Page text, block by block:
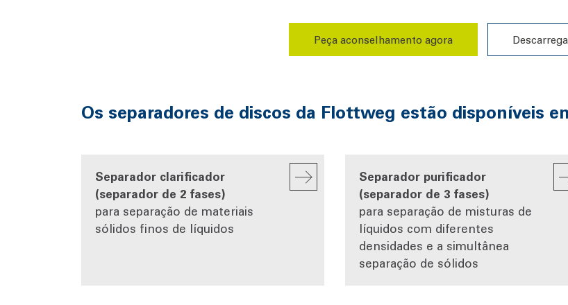
Peça aconselhamento agora
Os separadores de discos da Flottweg estão disponíveis
Separador clarificador
(separador de 2 fases)
para separação de materiais
sólidos finos de líquidos
Separador purificador
(separador de 3 fases)
para separação de misturas de
líquidos com diferentes
densidades e a simultânea
separação de sólidos